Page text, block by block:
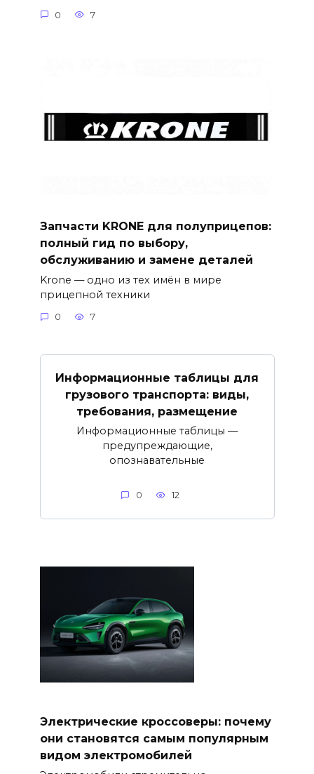
0 7
Запчасти KRONE для полуприцепов:
полный гид по выбору,
обслуживанию и замене деталей
Krone — одно из тех имён в мире
прицепной техники
0 7
Информационные таблицы для
грузового транспорта: виды,
требования, размещение
Информационные таблицы —
предупреждающие,
опознавательные
0 12
Электрические кроссоверы: почему
они становятся самым популярным
видом электромобилей